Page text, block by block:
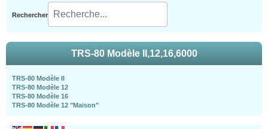
Rechercher
TRS-80 Modèle II,12,16,6000
TRS-80 Modèle II
TRS-80 Modèle 12
TRS-80 Modèle 16
TRS-80 Modèle 12 "Maison"